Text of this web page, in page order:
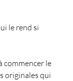
le rend si
commencer le
originales qui